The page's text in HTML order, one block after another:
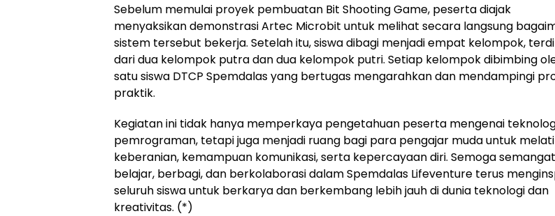
Sebelum memulai proyek pembuatan Bit Shooting Game, peserta diajak
menyaksikan demonstrasi Artec Microbit untuk melihat secara langsung
sistem tersebut bekerja. Setelah itu, siswa dibagi menjadi empat kelompok,
dari dua kelompok putra dan dua kelompok putri. Setiap kelompok dibimbing
satu siswa DTCP Spemdalas yang bertugas mengarahkan dan mendampingi
praktik.
Kegiatan ini tidak hanya memperkaya pengetahuan peserta mengenai
pemrograman, tetapi juga menjadi ruang bagi para pengajar muda untuk
keberanian, kemampuan komunikasi, serta kepercayaan diri. Semoga semangat
belajar, berbagi, dan berkolaborasi dalam Spemdalas Lifeventure terus
seluruh siswa untuk berkarya dan berkembang lebih jauh di dunia teknologi dan
kreativitas. (*)